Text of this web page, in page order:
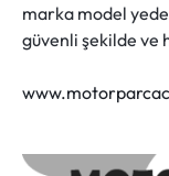
marka model
güvenli şekilde ve